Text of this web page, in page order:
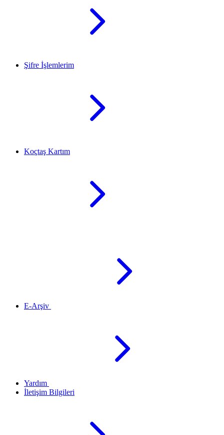
Şifre İşlemlerim
Koçtaş Kartım
E-Arşiv
Yardım
İletişim Bilgileri